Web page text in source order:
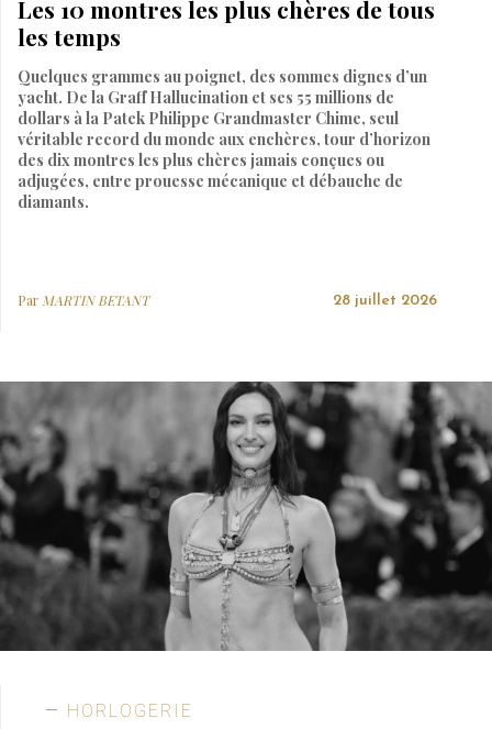
Les 10 montres les plus chères de tous
les temps
Quelques grammes au poignet, des sommes dignes d’un
yacht. De la Graff Hallucination et ses 55 millions de
dollars à la Patek Philippe Grandmaster Chime, seul
véritable record du monde aux enchères, tour d’horizon
des dix montres les plus chères jamais conçues ou
adjugées, entre prouesse mécanique et débauche de
diamants.
ParMARTIN BETANT 28 juillet 2026
HORLOGERIE